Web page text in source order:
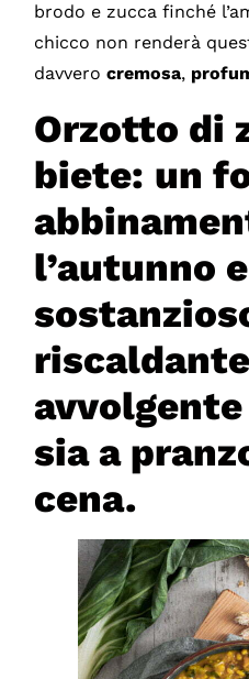
brodo e zucca finché
chicco non renderà
davverocremosa,
Orzotto di
biete: un
l’autunno
sia a
cena.